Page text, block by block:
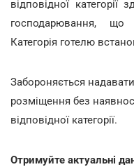
відповідної категорії
господарювання, що
Категорія готелю
Забороняється
розміщення без
відповідної категорії.
Отримуйте актуальні